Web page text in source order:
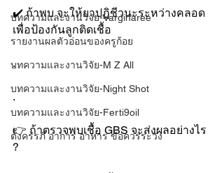
บทความและงานวิจัย-Varginaree
รายงานผลตัวอ่อนของครูก้อย
บทความและงานวิจัย-M Z All
บทความและงานวิจัย-Night Shot
บทความและงานวิจัย-Ferti9oil
ตั้งครรภ์ อาการ อาหาร ข้อควรระวัง
✔️ ถ้าพบ จะให้ยาปฏิชีวนะระหว่างคลอด
เพื่อป้องกันลูกติดเชื้อ
.
.
👉 ถ้าตรวจพบเชื้อ GBS จะส่งผลอย่างไร
?